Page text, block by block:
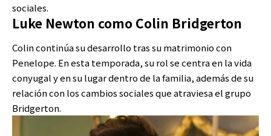
sociales.
Luke Newton como Colin Bridgerton
Colin continúa su desarrollo tras su matrimonio con
Penelope. En esta temporada, su rol se centra en la vida
conyugal y en su lugar dentro de la familia, además de su
relación con los cambios sociales que atraviesa el grupo
Bridgerton.